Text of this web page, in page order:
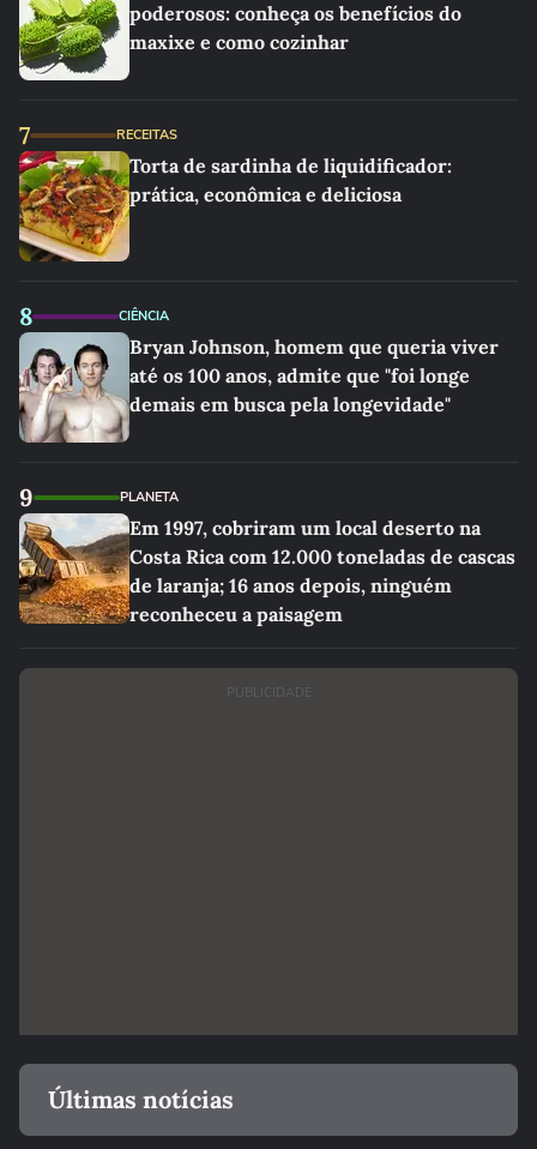
poderosos: conheça os benefícios do
maxixe e como cozinhar
7 RECEITAS
Torta de sardinha de liquidificador:
prática, econômica e deliciosa
8 CIÊNCIA
Bryan Johnson, homem que queria viver
até os 100 anos, admite que "foi longe
demais em busca pela longevidade"
9 PLANETA
Em 1997, cobriram um local deserto na
Costa Rica com 12.000 toneladas de cascas
de laranja; 16 anos depois, ninguém
reconheceu a paisagem
PUBLICIDADE
Últimas notícias